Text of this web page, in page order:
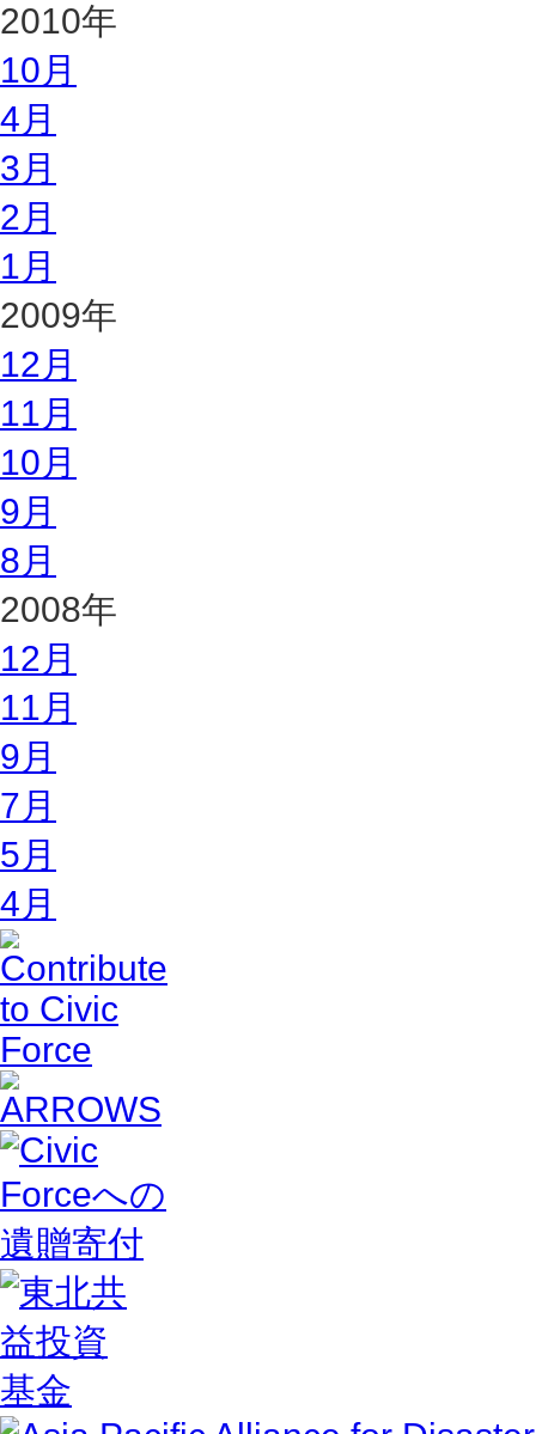
2010年
10月
4月
3月
2月
1月
2009年
12月
11月
10月
9月
8月
2008年
12月
11月
9月
7月
5月
4月